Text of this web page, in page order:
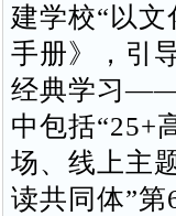
建学校“以
手册》，引
经典学习——
中包括“25+
场、线上主
读共同体”